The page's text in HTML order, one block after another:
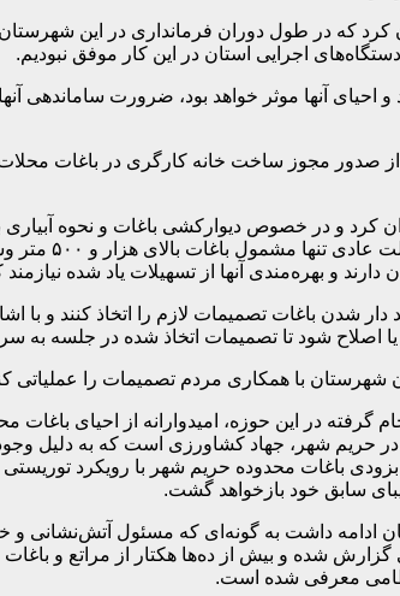
که در طول دوران فرمانداری در این
اجرایی استان در این کار موفق نبودیم.
آنها موثر خواهد بود، ضرورت ساماندهی
و دلیجان در مجلس شورای اسلامی از صدور مجوز ساخت خانه کارگری
کرد و در خصوص دیوارکشی باغات و نحوه
محلات گفته بود: با توجه به
باغات تصمیمات لازم را اتخاذ کنند و با
اصلاح شود تا تصمیمات اتخاذ شده در جلسه به
با همکاری مردم تصمیمات را عملیاتی
باغات و اقدامات انجام گرفته در این حوزه، امیدوارانه از
در حریم شهر، جهاد کشاورزی است که به دلیل
باغات محدوده حریم شهر با رویکرد
سابق خود بازخواهد گشت.
ادامه داشت به گونه‌ای که مسئول آتش‌نشانی
سال ۹۸ به ایسنا گفت: در ۱۵ روز گذشته بیش از ۸۹ مورد آتش‌سوزی به مرکز ۱۲۵ آتشنشانی گزارش شده
معرفی شده است.